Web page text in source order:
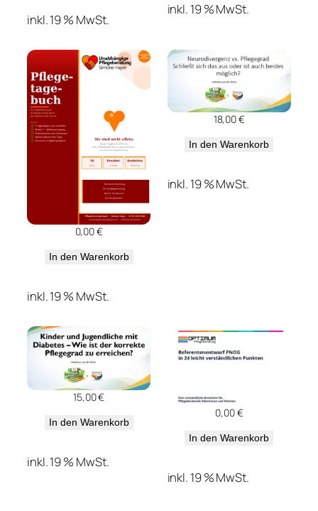
inkl. 19 % MwSt.
inkl. 19 % MwSt.
0,00€
In den Warenkorb
inkl. 19 % MwSt.
18,00€
In den Warenkorb
inkl. 19 % MwSt.
15,00€
In den Warenkorb
inkl. 19 % MwSt.
0,00€
In den Warenkorb
inkl. 19 % MwSt.